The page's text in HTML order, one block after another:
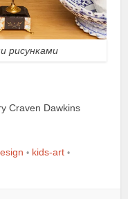
рисунками
Craven Dawkins
• kids-art •